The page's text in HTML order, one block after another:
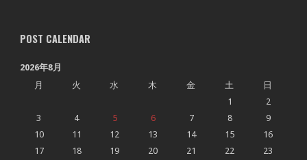
POST CALENDAR
2026年8月
月
火 水 木 金 土
日
1
2
3
4 5 6 7 8
9
10
11 12 13 14 15
16
17
18 19 20 21 22
23